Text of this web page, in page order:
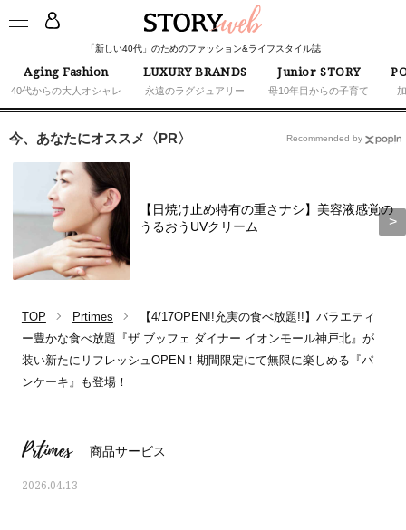
「新しい40代」のためのファッション&ライフスタイル誌
Aging Fashion
40代からの大人オシャレ
LUXURY BRANDS
永遠のラグジュアリー
Junior STORY
母10年目からの子育て
今、あなたにオススメ〈PR〉
【日焼け止め特有の重さナシ】美容液感覚の
うるおうUVクリーム
Recommended by
TOP Prtimes
【4/17OPEN!!充実の食べ放題!!】バラエティ
ー豊かな食べ放題『ザ ブッフェ ダイナー イオンモール神戸北』が
装い新たにリフレッシュOPEN！期間限定にて無限に楽しめる『パ
ンケーキ』も登場！
Prtimes 商品サービス
2026.04.13